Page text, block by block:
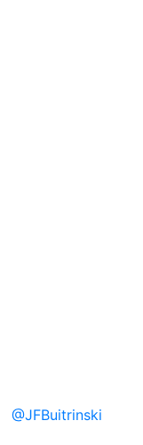
@JFBuitrinski